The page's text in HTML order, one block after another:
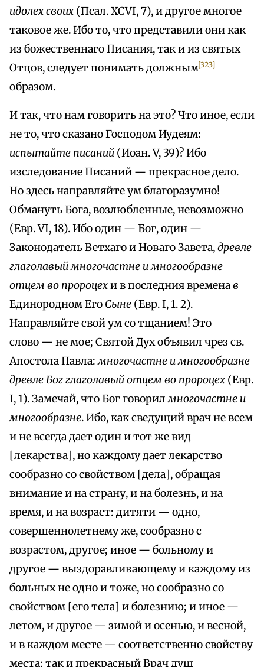
идолех своих (Псал. XCVI, 7), и другое многое
таковое же. Ибо то, что представили они как
из божественнаго Писания, так и из святых
Отцов, следует понимать должным[323]
образом.
И так, что нам говорить на это? Что иное, если
не то, что сказано Господом Иудеям:
испытайте писаний (Иоан. V, 39)? Ибо
изследование Писаний — прекрасное дело.
Но здесь направляйте ум благоразумно!
Обмануть Бога, возлюбленные, невозможно
(Евр. VI, 18). Ибо один — Бог, один —
Законодатель Ветхаго и Новаго Завета,древле
глаголавый многочастне и многообразне
отцем во пророцехи в последния временав
Единородном Его Сыне (Евр. I, 1. 2).
Направляйте свой ум со тщанием! Это
слово — не мое; Святой Дух объявил чрез св.
Апостола Павла:многочастне и многообразне
древле Бог глаголавый отцем во пророцех (Евр.
I, 1). Замечай, что Бог говорилмногочастне и
многообразне. Ибо, как сведущий врач не всем
и не всегда дает один и тот же вид
[лекарства], но каждому дает лекарство
сообразно со свойством [дела], обращая
внимание и на страну, и на болезнь, и на
время, и на возраст: дитяти — одно,
совершеннолетнему же, сообразно с
возрастом, другое; иное — больному и
другое — выздоравливающему и каждому из
больных не одно и тоже, но сообразно со
свойством [его тела] и болезнию; и иное —
летом, и другое — зимой и осенью, и весной,
и в каждом месте — соответственно свойству
места; так и прекрасный Врач душ